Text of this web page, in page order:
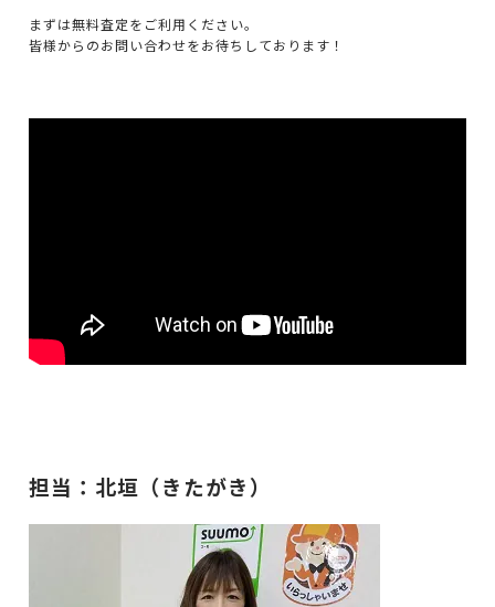
まずは無料査定をご利用ください。
皆様からのお問い合わせをお待ちしております！
担当：北垣（きたがき）